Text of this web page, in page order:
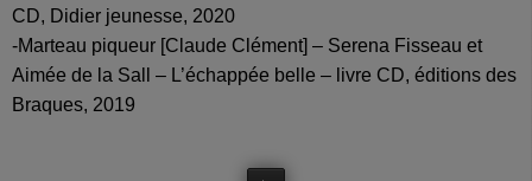
CD, Didier jeunesse, 2020
-Marteau piqueur [Claude Clément] – Serena Fisseau et
Aimée de la Sall – L’échappée belle – livre CD, éditions des
Braques, 2019